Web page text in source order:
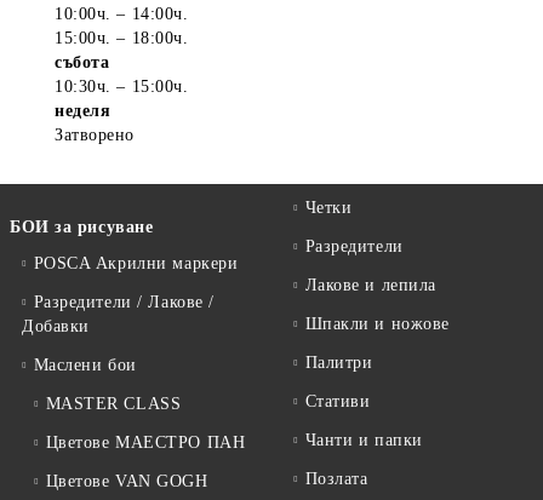
10:00ч. – 14:00ч.
15:00ч. – 18:00ч.
събота
10:30ч. – 15:00ч.
неделя
Затворено
БОИ за рисуване
POSCA Акрилни маркери
Разредители / Лакове /
Добавки
Маслени бои
MASTER CLASS
Цветове МАЕСТРО ПАН
Цветове VAN GOGH
Четки
Разредители
Лакове и лепила
Шпакли и ножове
Палитри
Стативи
Чанти и папки
Позлата